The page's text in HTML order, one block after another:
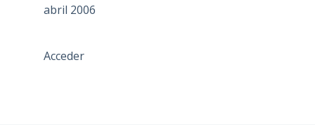
abril 2006
Acceder